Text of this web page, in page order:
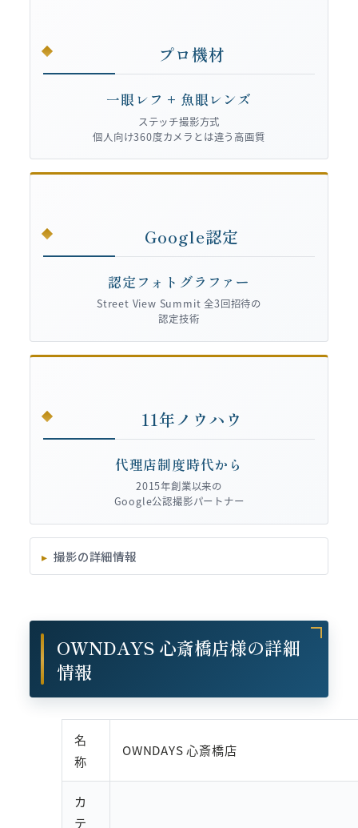
プロ機材
一眼レフ + 魚眼レンズ
ステッチ撮影方式
個人向け360度カメラとは違う高画質
Google認定
認定フォトグラファー
Street View Summit 全3回招待の
認定技術
11年ノウハウ
代理店制度時代から
2015年創業以来の
Google公認撮影パートナー
撮影の詳細情報
OWNDAYS 心斎橋店様の詳細
情報
名
称
OWNDAYS 心斎橋店
カ
テ